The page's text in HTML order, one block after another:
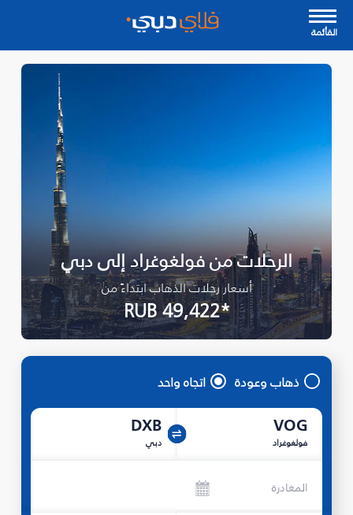
القأئمة
الرحلات من فولغوغراد إلى دبي
أسعار رحلات الذهاب ابتداءً من
*RUB 49,422
ذهاب وعودة اتجاه واحد
VOG
فولغوغراد
DXB
دبي
المغادرة